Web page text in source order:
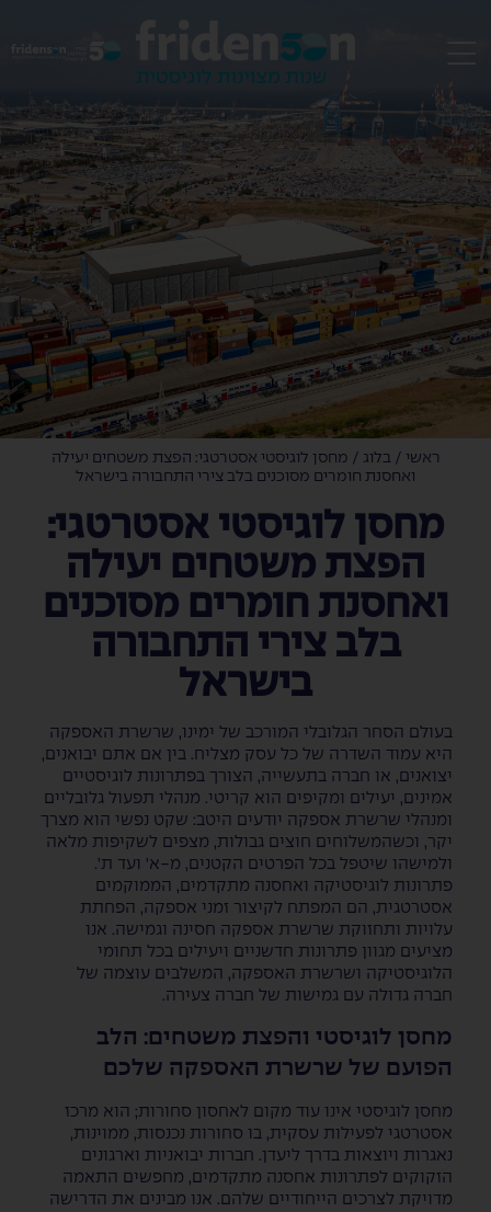
EN
ראשי / בלוג / מחסן לוגיסטי אסטרטגי: הפצת משטחים יעילה
ואחסנת חומרים מסוכנים בלב צירי התחבורה בישראל
מחסן לוגיסטי אסטרטגי:
הפצת משטחים יעילה
ואחסנת חומרים מסוכנים
בלב צירי התחבורה
בישראל
בעולם הסחר הגלובלי המורכב של ימינו, שרשרת האספקה
היא עמוד השדרה של כל עסק מצליח. בין אם אתם יבואנים,
יצואנים, או חברה בתעשייה, הצורך בפתרונות לוגיסטיים
אמינים, יעילים ומקיפים הוא קריטי. מנהלי תפעול גלובליים
ומנהלי שרשרת אספקה יודעים היטב: שקט נפשי הוא מצרך
יקר, וכשהמשלוחים חוצים גבולות, מצפים לשקיפות מלאה
ולמישהו שיטפל בכל הפרטים הקטנים, מ-א' ועד ת'.
פתרונות לוגיסטיקה ואחסנה מתקדמים, הממוקמים
אסטרטגית, הם המפתח לקיצור זמני אספקה, הפחתת
עלויות ותחזוקת שרשרת אספקה חסינה וגמישה. אנו
מציעים מגוון פתרונות חדשניים ויעילים בכל תחומי
הלוגיסטיקה ושרשרת האספקה, המשלבים עוצמה של
חברה גדולה עם גמישות של חברה צעירה.
מחסן לוגיסטי והפצת משטחים: הלב
הפועם של שרשרת האספקה שלכם
מחסן לוגיסטי אינו עוד מקום לאחסון סחורות; הוא מרכז
אסטרטגי לפעילות עסקית, בו סחורות נכנסות, ממוינות,
נאגרות ויוצאות בדרך ליעדן. חברות יבואניות וארגונים
הזקוקים לפתרונות אחסנה מתקדמים, מחפשים התאמה
מדויקת לצרכים הייחודיים שלהם. אנו מבינים את הדרישה